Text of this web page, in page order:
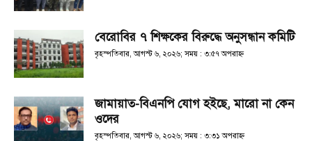
বেরোবির ৭ শিক্ষকের বিরুদ্ধে অনুসন্ধান কমিটি
বৃহস্পতিবার, আগস্ট ৬, ২০২৬; সময় : ৩:৫৭ অপরাহ্ণ
জামায়াত-বিএনপি যোগ হইছে, মারো না কেন
ওদের
বৃহস্পতিবার, আগস্ট ৬, ২০২৬; সময় : ৩:৩১ অপরাহ্ণ